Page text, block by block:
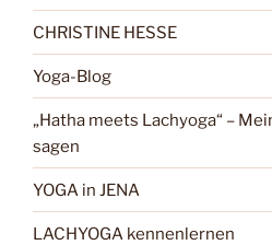
CHRISTINE HESSE
Yoga-Blog
„Hatha meets Lachyoga“ –
sagen
YOGA in JENA
LACHYOGA kennenlernen